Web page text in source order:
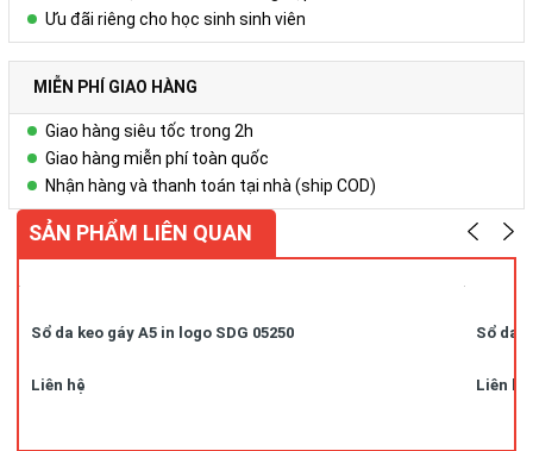
Ưu đãi riêng cho học sinh sinh viên
MIỄN PHÍ GIAO HÀNG
Giao hàng siêu tốc trong 2h
Giao hàng miễn phí toàn quốc
Nhận hàng và thanh toán tại nhà (ship COD)
SẢN PHẨM LIÊN QUAN
Sổ da keo gáy A5 in logo SDG 05250
Liên hệ
Sổ da
Liên hệ